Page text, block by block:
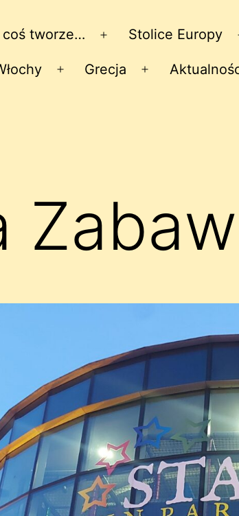
coś tworze…
Rozwiń
menu
Stolice Europy
Rozwiń
Grecja
Rozwiń